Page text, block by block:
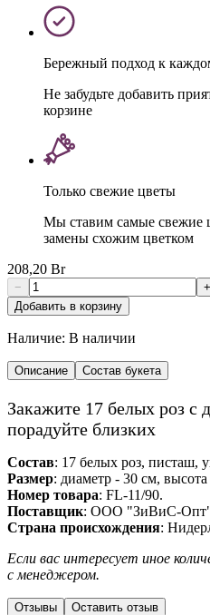
Бережный подход к
Не забудьте добавить
корзине
Только свежие цветы
Мы ставим самые свежие
замены схожим цветком
208,20 Br
−
+
Добавить в корзину
Наличие: В наличии
Описание Состав букета
Закажите 17 белых роз с
порадуйте близких
Состав: 17 белых роз, писташ,
Размер: диаметр - 30 см,
Номер товара: FL-11/90.
Поставщик: ООО "ЗиВиС-
Cтрана происхождения:
Если вас интересует иное
с менеджером.
Отзывы Оставить отзыв